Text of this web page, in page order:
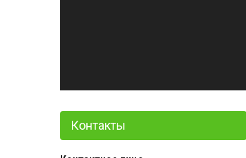
Контакты